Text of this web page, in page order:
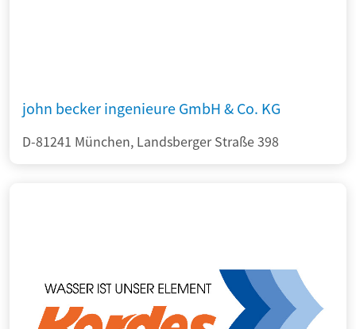
john becker ingenieure GmbH & Co. KG
D-81241 München, Landsberger Straße 398